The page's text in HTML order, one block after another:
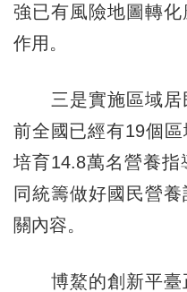
強已有風險地圖轉
作用。
三是實施區域居
前全國已經有19個
培育14.8萬名營養
同統籌做好國民營
關內容。
博鰲的創新平臺